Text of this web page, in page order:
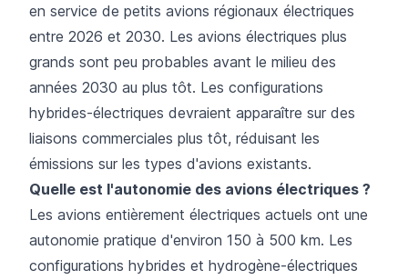
en service de petits avions régionaux électriques
entre 2026 et 2030. Les avions électriques plus
grands sont peu probables avant le milieu des
années 2030 au plus tôt. Les configurations
hybrides-électriques devraient apparaître sur des
liaisons commerciales plus tôt, réduisant les
émissions sur les types d'avions existants.
Quelle est l'autonomie des avions électriques ?
Les avions entièrement électriques actuels ont une
autonomie pratique d'environ 150 à 500 km. Les
configurations hybrides et hydrogène-électriques